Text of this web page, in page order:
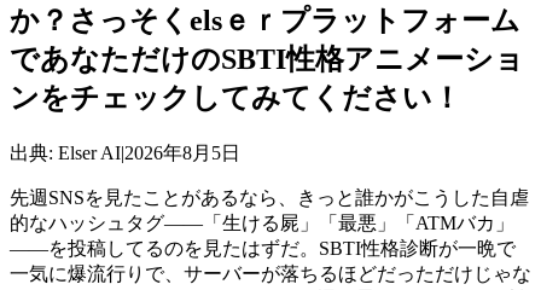
か？さっそくelsｅｒプラットフォーム
であなただけのSBTI性格アニメーショ
ンをチェックしてみてください！
出典: Elser AI|2026年8月5日
先週SNSを見たことがあるなら、きっと誰かがこうした自虐
的なハッシュタグ――「生ける屍」「最悪」「ATMバカ」
――を投稿してるのを見たはずだ。SBTI性格診断が一晩で
一気に爆流行りで、サーバーが落ちるほどだっただけじゃな